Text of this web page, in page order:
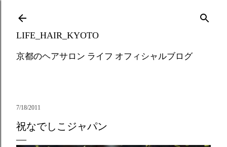
LIFE_HAIR_KYOTO
京都のヘアサロン ライフ オフィシャルブログ
7/18/2011
祝なでしこジャパン